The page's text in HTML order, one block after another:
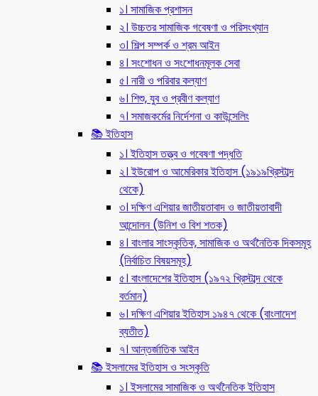
১। সামাজিক প্রশাসন
২। উচ্চতর সামাজিক গবেষণা ও পরিসংখ্যান
৩। শিল্প সম্পর্ক ও শ্রম আইন
৪। সংশোধন ও সংশোধনমূলক সেবা
৫। নারী ও পরিবার কল্যাণ
৬। শিশু, যুব ও প্রবীণ কল্যাণ
৭। সমাজকর্মের নির্দেশনা ও কাউন্সেলিং
📚 ইতিহাস
১। ইতিহাস তত্ত্ব ও গবেষণা পদ্ধতি
২। ইউরোপ ও আমেরিকার ইতিহাস (১৯১৯খ্রিস্টাব্দ
থেকে)
৩। দক্ষিণ এশিয়ার জাতীয়তাবাদ ও জাতীয়তাবাদী
আন্দোলন (উনিশ ও বিশ শতক)
৪। বাংলার সাংস্কৃতিক, সামাজিক ও অর্থনৈতিক দিকসমূহ
(নির্বাচিত বিষয়সমূহ)
৫। বাংলাদেশের ইতিহাস (১৯৭২ খ্রিস্টাব্দ থেকে
বর্তমান)
৬। দক্ষিণ এশিয়ার ইতিহাস ১৯৪৭ থেকে (বাংলাদেশ
ব্যতীত)
৭। আন্তর্জাতিক আইন
📚 ইসলামের ইতিহাস ও সংস্কৃতি
১। ইসলামের সামাজিক ও অর্থনৈতিক ইতিহাস